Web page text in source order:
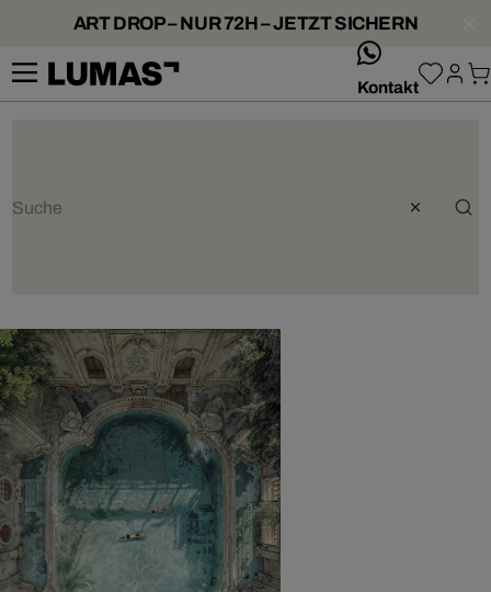
ART DROP – NUR 72H – JETZT SICHERN
Kontakt